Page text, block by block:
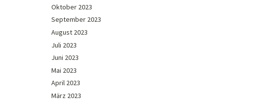
Oktober 2023
September 2023
August 2023
Juli 2023
Juni 2023
Mai 2023
April 2023
März 2023